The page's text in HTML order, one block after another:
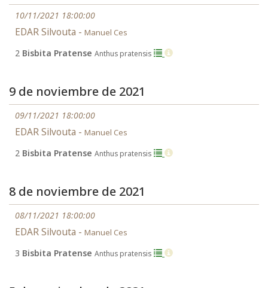
10/11/2021 18:00:00
EDAR Silvouta - Manuel Ces
2 Bisbita Pratense Anthus pratensis
9 de noviembre de 2021
09/11/2021 18:00:00
EDAR Silvouta - Manuel Ces
2 Bisbita Pratense Anthus pratensis
8 de noviembre de 2021
08/11/2021 18:00:00
EDAR Silvouta - Manuel Ces
3 Bisbita Pratense Anthus pratensis